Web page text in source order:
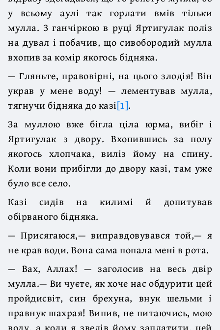
у всьому аулі так горлати вмів тільки
мулла. З ганчіркою в руці Яртигулак поліз
на дувал і побачив, що сивобородий мулла
вхопив за комір якогось бідняка.
— Гляньте, правовірні, на цього злодія! Він
украв у мене воду! — лементував мулла,
тягнучи бідняка до казі[1].
За муллою вже бігла ціла юрма, вибіг і
Яртигулак з двору. Вхопившись за полу
якогось хлопчака, виліз йому на спину.
Коли вони прибігли до двору казі, там уже
було все село.
Казі сидів на килимі й допитував
обірваного бідняка.
— Присягаюся,— виправдовувався той,— я
не крав води. Вона сама попала мені в рота.
— Вах, Аллах! — заголосив на весь двір
мулла.— Ви чуєте, як хоче нас обдурити цей
пройдисвіт, син брехуна, внук шельми і
правнук шахрая! Випив, не питаючись, мою
воду, а коли я звелів йому заплатити, цей